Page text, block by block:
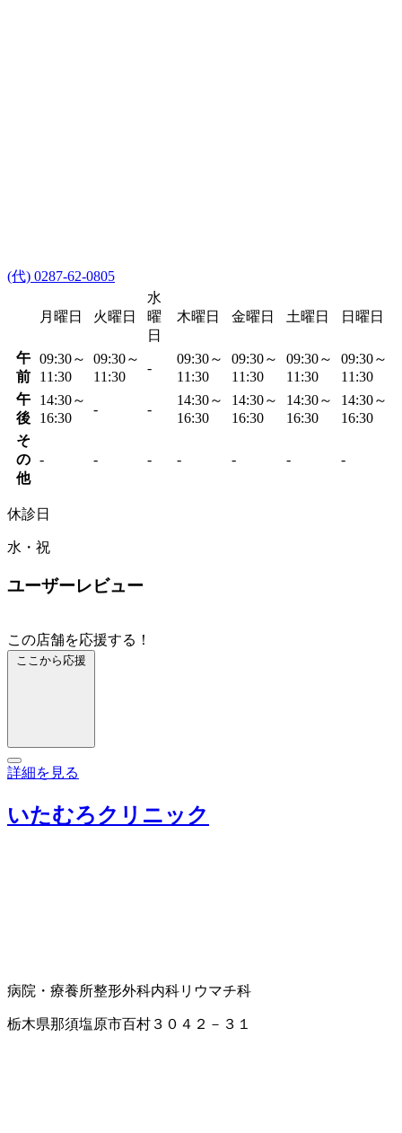
(代) 0287-62-0805
月曜日 火曜日
水
曜
日
木曜日 金曜日 土曜日 日曜日
午
前
09:30～
11:30
09:30～
11:30
-
09:30～
11:30
09:30～
11:30
09:30～
11:30
09:30～
11:30
午
後
14:30～
16:30
- -
14:30～
16:30
14:30～
16:30
14:30～
16:30
14:30～
16:30
そ
の
他
- - - - - - -
休診日
水・祝
ユーザーレビュー
この店舗を応援する！
ここから応援
詳細を見る
いたむろクリニック
病院・療養所整形外科内科リウマチ科
栃木県那須塩原市百村３０４２－３１